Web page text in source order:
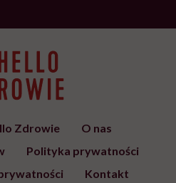
Zdrowie
O nas
Polityka prywatności
Kontakt